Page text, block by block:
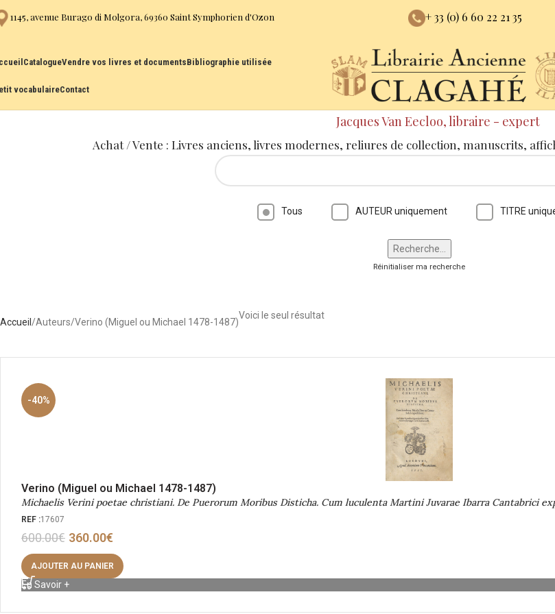
1145, avenue Burago di Molgora, 69360 Saint Symphorien d'Ozon + 33 (0) 6 60 22 21 35
CatalogueVendre vos livres et documentsBibliographie utilisée
vocabulaireContact
Jacques Van Eecloo, libraire - expert
Achat / Vente : Livres anciens, livres modernes, reliures de collection, manuscrits,
Tous AUTEUR uniquement TITRE
Réinitialiser ma recherche
Accueil Auteurs Verino (Miguel ou Michael 1478-1487)
Voici le seul résultat
-40%
Verino (Miguel ou Michael 1478-1487)
Michaelis Verini poetae christiani. De Puerorum Moribus Disticha. Cum luculenta Martini Juvarae Ibarra Cantabrici
REF :17607
600.00€ 360.00€
AJOUTER AU PANIER
En Savoir +